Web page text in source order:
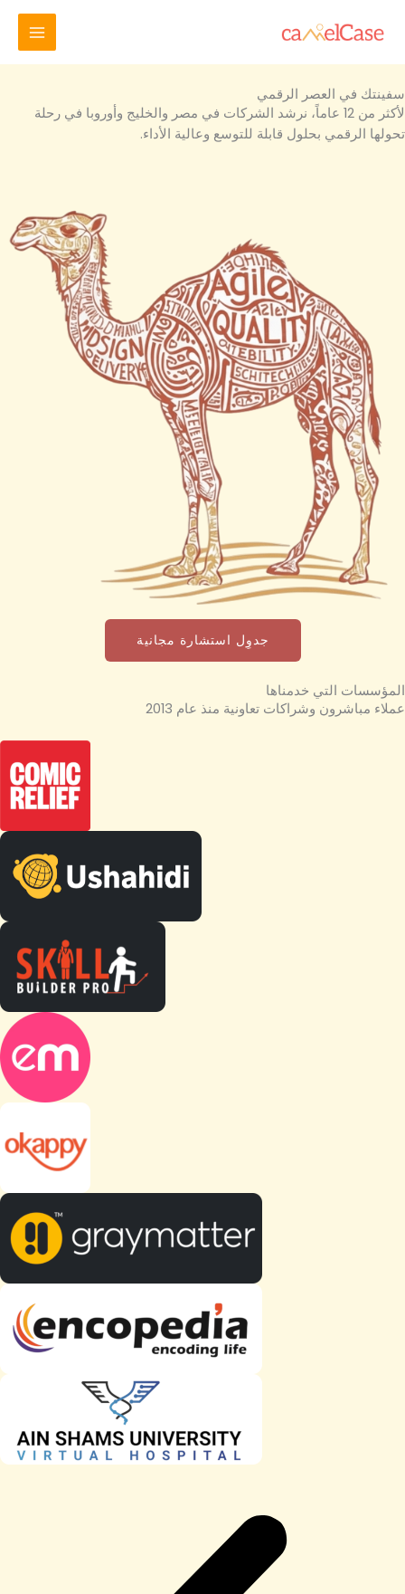
سفينتك في العصر الرقمي
لأكثر من 12 عاماً، نرشد الشركات في مصر والخليج وأوروبا في رحلة
تحولها الرقمي بحلول قابلة للتوسع وعالية الأداء.
جدوِل استشارة مجانية
المؤسسات التي خدمناها
عملاء مباشرون وشراكات تعاونية منذ عام 2013